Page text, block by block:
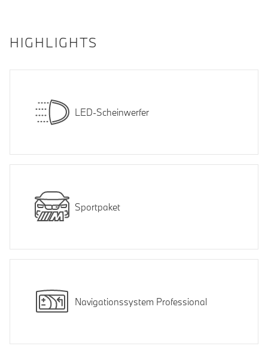
HIGHLIGHTS
LED-Scheinwerfer
Sportpaket
Navigationssystem Professional